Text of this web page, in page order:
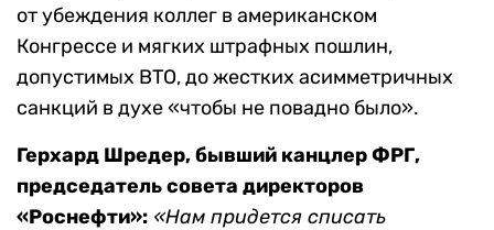
от убеждения коллег в американском
Конгрессе и мягких штрафных пошлин,
допустимых ВТО, до жестких асимметричных
санкций в духе «чтобы не повадно было».
Герхард Шредер, бывший канцлер ФРГ,
председатель совета директоров
«Роснефти»: «Нам придется списать